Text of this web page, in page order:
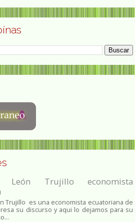
León Trujillo economista
Trujillo es una economista ecuatoriana de
su discurso y aqui lo dejamos para su